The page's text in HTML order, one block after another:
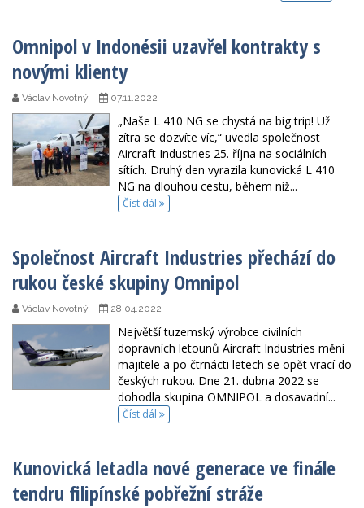
Omnipol v Indonésii uzavřel kontrakty s
novými klienty
Václav Novotný 07.11.2022
„Naše L 410 NG se chystá na big trip! Už
zítra se dozvíte víc,“ uvedla společnost
Aircraft Industries 25. října na sociálních
sítích. Druhý den vyrazila kunovická L 410
NG na dlouhou cestu, během níž...
Číst dál
Společnost Aircraft Industries přechází do
rukou české skupiny Omnipol
Václav Novotný 28.04.2022
Největší tuzemský výrobce civilních
dopravních letounů Aircraft Industries mění
majitele a po čtrnácti letech se opět vrací do
českých rukou. Dne 21. dubna 2022 se
dohodla skupina OMNIPOL a dosavadní...
Číst dál
Kunovická letadla nové generace ve finále
tendru filipínské pobřežní stráže